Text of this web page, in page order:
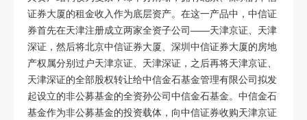
证券大厦的租金收入作为底层资产。在这一产品中，中信证
券首先在天津注册成立两家全资子公司——天津京证、天津
深证，然后将北京中信证券大厦、深圳中信证券大厦的房地
产权属分别过户天津京证、天津深证，之后再将天津京证、
天津深证的全部股权转让给中信金石基金管理有限公司拟发
起设立的非公募基金的全资孙公司中信金石基金。中信金石
基金作为非公募基金的投资载体，向中信证券收购天津京证